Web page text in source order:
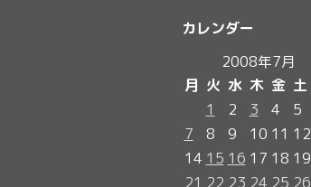
カレンダー
2008年7月
月 火 水 木 金 土
1
2 3 4 5
7
8 9 10 11 12
14 15 16 17 18 19
21 22 23 24 25 26